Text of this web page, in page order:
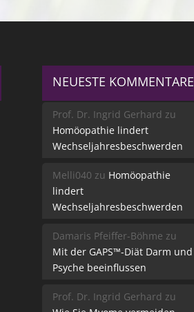
NEUESTE KOMMENTARE
Prof. Dr. Ingrid Gerhard zu
Homöopathie lindert
Wechseljahresbeschwerden
Melli040 zu Homöopathie
lindert
Wechseljahresbeschwerden
Damaris Pfeiffer-Böhme zu
Mit der GAPS™-Diät Darm und
Psyche beeinflussen
Prof. Dr. Ingrid Gerhard zu